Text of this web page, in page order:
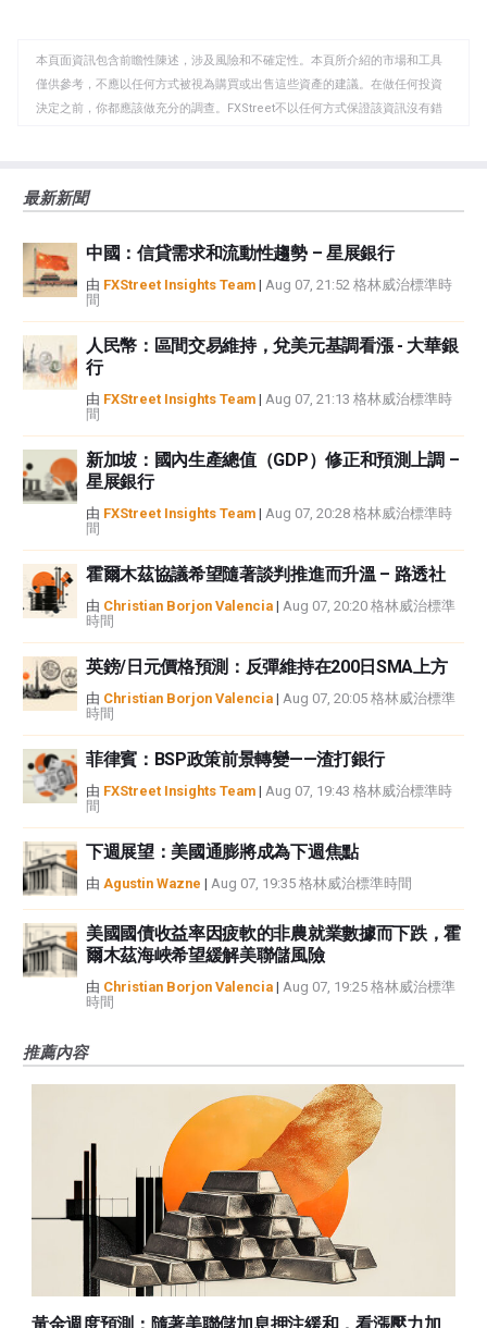
板
本頁面資訊包含前瞻性陳述，涉及風險和不確定性。本頁所介紹的市場和工具
僅供參考，不應以任何方式被視為購買或出售這些資產的建議。在做任何投資
決定之前，你都應該做充分的調查。FXStreet不以任何方式保證該資訊沒有錯
觀點，並不代表FXStreet或其廣告商的官方政策或立場。作者不對本頁連結的
如果文章正文中沒有明確提到，在撰寫本文時，作者在本文中提到的任何股票
中都沒有頭寸，也沒有與文中提到的任何公司有業務關係。除了FXStreet，作
者沒有收到撰寫這篇文章的報酬。
FXStreet和作者不提供個性化的建議。作者對該資訊的準確性、完整性或適用
性不作任何陳述。FXStreet和作者將不承擔任何錯誤，遺漏或任何損失，傷害
或損害由此資訊及其顯示或使用引起的。錯誤和遺漏除外。本文作者和
FXStreet並非註冊投資顧問，本文內容無意提供任何投資建議。
最新新聞
中國：信貸需求和流動性趨勢 – 星展銀行
由 FXStreet Insights Team | Aug 07, 21:52 格林威治標準時
間
人民幣：區間交易維持，兌美元基調看漲 - 大華銀
行
由 FXStreet Insights Team | Aug 07, 21:13 格林威治標準時
間
新加坡：國內生產總值（GDP）修正和預測上調 –
星展銀行
由 FXStreet Insights Team | Aug 07, 20:28 格林威治標準時
間
霍爾木茲協議希望隨著談判推進而升溫 – 路透社
由 Christian Borjon Valencia | Aug 07, 20:20 格林威治標準
時間
英鎊/日元價格預測：反彈維持在200日SMA上方
由 Christian Borjon Valencia | Aug 07, 20:05 格林威治標準
時間
菲律賓：BSP政策前景轉變——渣打銀行
由 FXStreet Insights Team | Aug 07, 19:43 格林威治標準時
間
下週展望：美國通膨將成為下週焦點
由 Agustin Wazne | Aug 07, 19:35 格林威治標準時間
美國國債收益率因疲軟的非農就業數據而下跌，霍
爾木茲海峽希望緩解美聯儲風險
由 Christian Borjon Valencia | Aug 07, 19:25 格林威治標準
時間
推薦內容
黃金週度預測：隨著美聯儲加息押注緩和，看漲壓力加